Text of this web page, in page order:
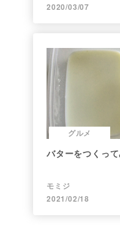
2020/03/07
グルメ
バターをつくっ
モミジ
2021/02/18